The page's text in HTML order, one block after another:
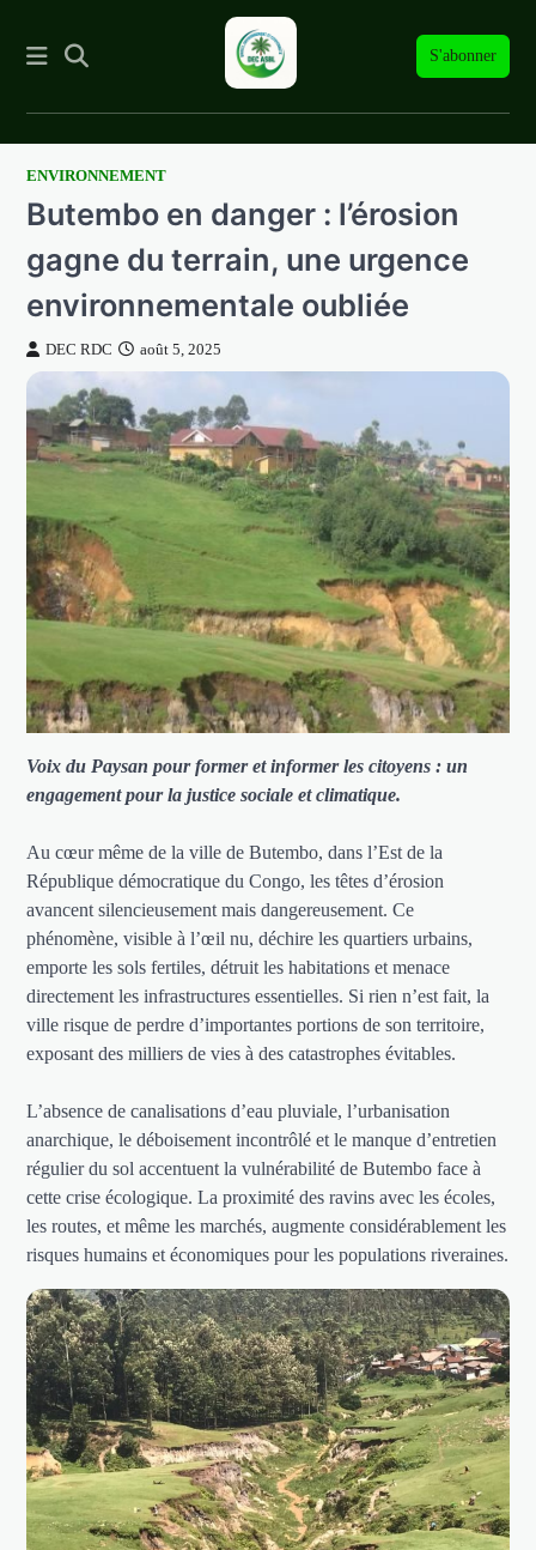
S'abonner
SkipENVIRONNEMENT
Butembo en danger : l’érosion
gagne du terrain, une urgence
environnementale oubliée
DEC RDC août 5, 2025
Voix du Paysan pour former et informer les citoyens : un
engagement pour la justice sociale et climatique.
Au cœur même de la ville de Butembo, dans l’Est de la
République démocratique du Congo, les têtes d’érosion
avancent silencieusement mais dangereusement. Ce
phénomène, visible à l’œil nu, déchire les quartiers urbains,
emporte les sols fertiles, détruit les habitations et menace
directement les infrastructures essentielles. Si rien n’est fait, la
ville risque de perdre d’importantes portions de son territoire,
exposant des milliers de vies à des catastrophes évitables.
L’absence de canalisations d’eau pluviale, l’urbanisation
anarchique, le déboisement incontrôlé et le manque d’entretien
régulier du sol accentuent la vulnérabilité de Butembo face à
cette crise écologique. La proximité des ravins avec les écoles,
les routes, et même les marchés, augmente considérablement les
risques humains et économiques pour les populations riveraines.